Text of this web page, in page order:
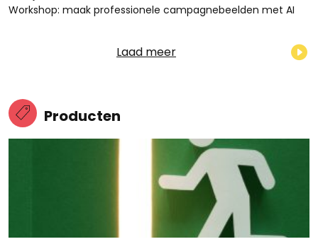
Workshop: maak professionele campagnebeelden met AI
Laad meer
Producten